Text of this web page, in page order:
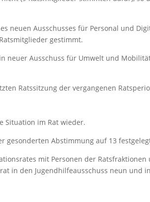
neuen Ausschusses für Personal und
gestimmt.
neuer Ausschuss für Umwelt und
Ratssitzung der vergangenen
Situation im Rat wieder.
gesonderten Abstimmung auf 13
mit Personen der Ratsfraktionen
in den Jugendhilfe­aus­schuss neun und